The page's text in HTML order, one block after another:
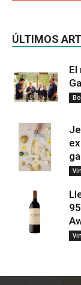
ÚLTIMOS
El